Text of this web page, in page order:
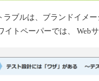
ラブルは、ブランドイメ
イトペーパーでは、 Web